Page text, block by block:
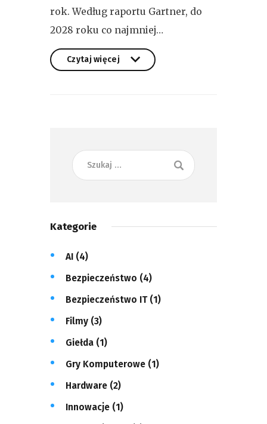
rok. Według raportu Gartner, do
2028 roku co najmniej…
Czytaj więcej
Kategorie
AI(4)
Bezpieczeństwo (4)
Bezpieczeństwo IT(1)
Filmy(3)
Giełda(1)
Gry Komputerowe(1)
Hardware(2)
Innowacje(1)